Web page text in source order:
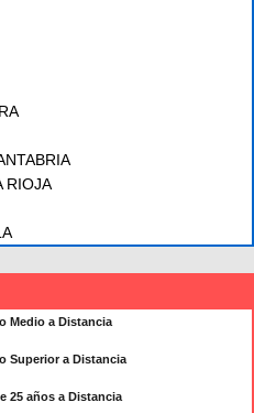
RIOJA
Medio a Distancia
Superior a Distancia
25 años a Distancia